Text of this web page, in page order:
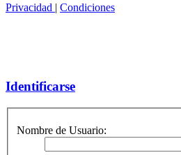
Privacidad | Condiciones
Identificarse
Nombre de Usuario: